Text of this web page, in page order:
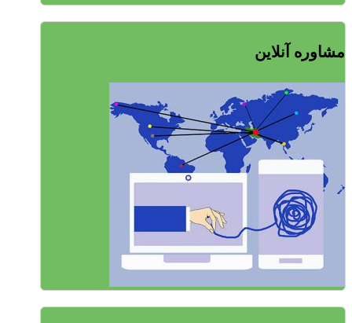
مشاوره آنلاین